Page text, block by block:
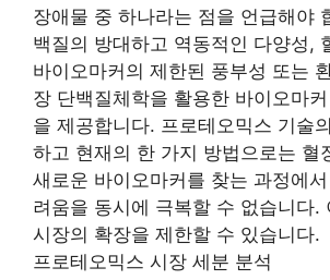
장애물 중 하나라는 점을 언급해야
백질의 방대하고 역동적인 다양성,
바이오마커의 제한된 풍부성 또는
장 단백질체학을 활용한 바이오마
을 제공합니다. 프로테오믹스 기술
하고 현재의 한 가지 방법으로는 혈
새로운 바이오마커를 찾는 과정에
려움을 동시에 극복할 수 없습니다.
시장의 확장을 제한할 수 있습니다.
프로테오믹스 시장 세분 분석